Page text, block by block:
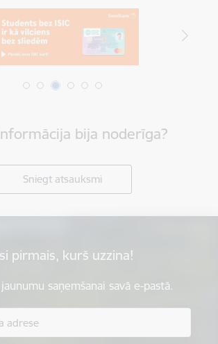
bija noderīga?
Sniegt atsauksmi
pirmais, kurš uzzina!
saņemšanai savā e-pastā.